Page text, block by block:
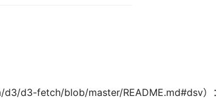
d3-fetch/blob/master/README.md#dsv）：